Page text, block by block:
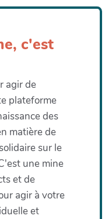
c'est
agir de
plateforme
des
matière de
sur le
une mine
et de
agir à votre
et